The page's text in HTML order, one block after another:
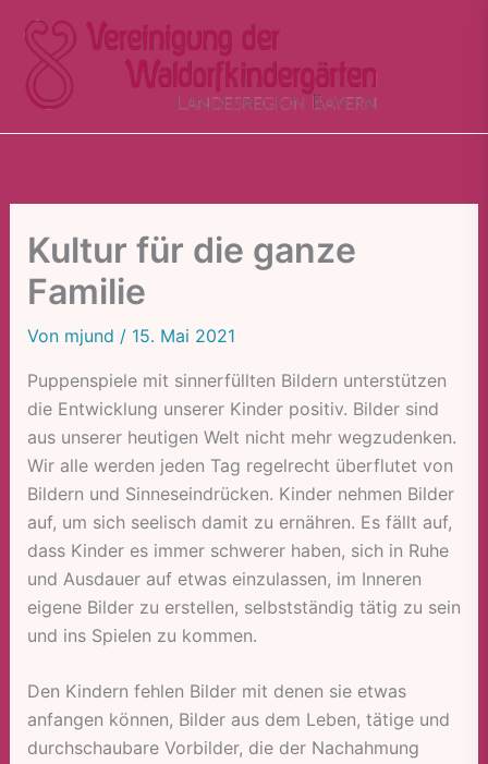
Inhalt
springen
Kultur für die ganze
Familie
Von mjund / 15. Mai 2021
Puppenspiele mit sinnerfüllten Bildern unterstützen
die Entwicklung unserer Kinder positiv. Bilder sind
aus unserer heutigen Welt nicht mehr wegzudenken.
Wir alle werden jeden Tag regelrecht überflutet von
Bildern und Sinneseindrücken. Kinder nehmen Bilder
auf, um sich seelisch damit zu ernähren. Es fällt auf,
dass Kinder es immer schwerer haben, sich in Ruhe
und Ausdauer auf etwas einzulassen, im Inneren
eigene Bilder zu erstellen, selbstständig tätig zu sein
und ins Spielen zu kommen.
Den Kindern fehlen Bilder mit denen sie etwas
anfangen können, Bilder aus dem Leben, tätige und
durchschaubare Vorbilder, die der Nachahmung